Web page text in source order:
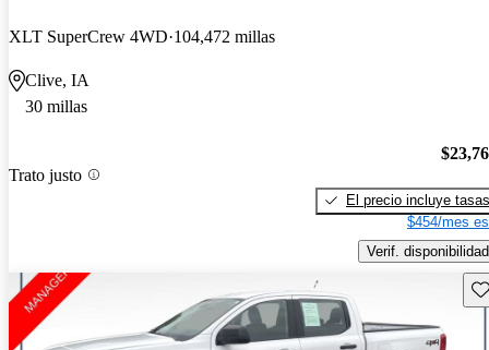
XLT SuperCrew 4WD 104,472 millas
Clive, IA
30 millas
Trato justo
El precio incluye tasas
$454/mes
Verif. disponibilidad